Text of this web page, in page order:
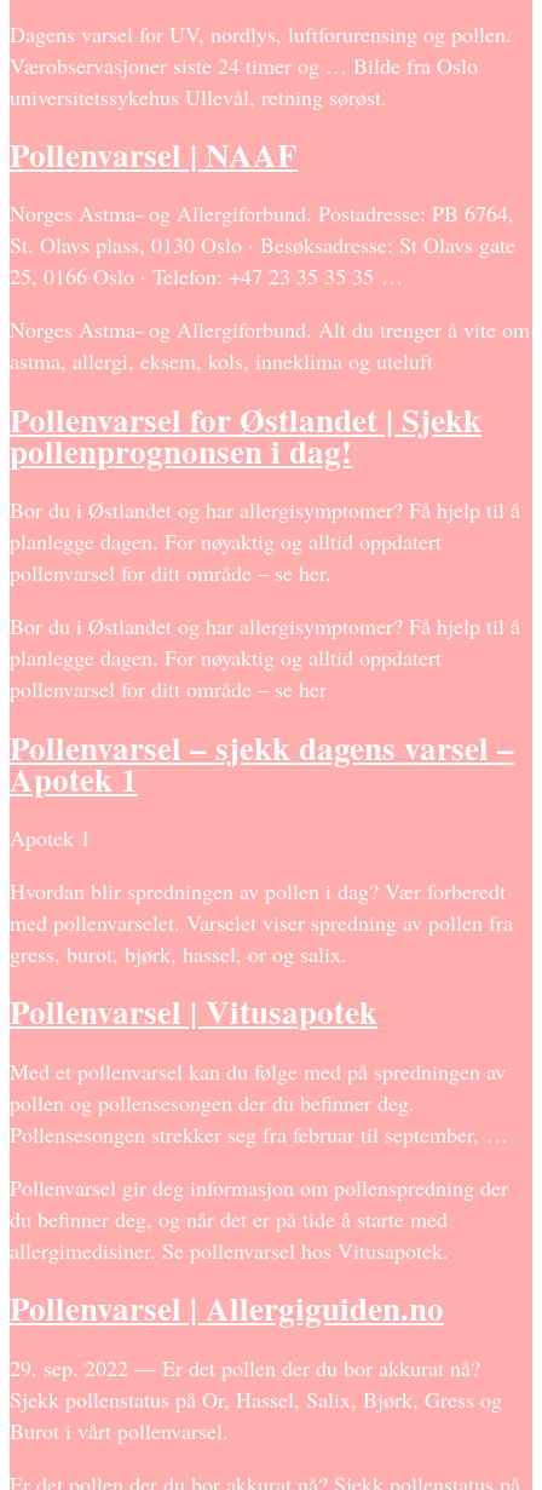
Dagens varsel for UV, nordlys, luftforurensing og pollen.
Værobservasjoner siste 24 timer og … Bilde fra Oslo
universitetssykehus Ullevål, retning sørøst.
Pollenvarsel | NAAF
Norges Astma- og Allergiforbund. Postadresse: PB 6764,
St. Olavs plass, 0130 Oslo · Besøksadresse: St Olavs gate
25, 0166 Oslo · Telefon: +47 23 35 35 35 …
Norges Astma- og Allergiforbund. Alt du trenger å vite om
astma, allergi, eksem, kols, inneklima og uteluft
Pollenvarsel for Østlandet | Sjekk
pollenprognonsen i dag!
Bor du i Østlandet og har allergisymptomer? Få hjelp til å
planlegge dagen. For nøyaktig og alltid oppdatert
pollenvarsel for ditt område – se her.
Bor du i Østlandet og har allergisymptomer? Få hjelp til å
planlegge dagen. For nøyaktig og alltid oppdatert
pollenvarsel for ditt område – se her
Pollenvarsel – sjekk dagens varsel –
Apotek 1
Apotek 1
Hvordan blir spredningen av pollen i dag? Vær forberedt
med pollenvarselet. Varselet viser spredning av pollen fra
gress, burot, bjørk, hassel, or og salix.
Pollenvarsel | Vitusapotek
Med et pollenvarsel kan du følge med på spredningen av
pollen og pollensesongen der du befinner deg.
Pollensesongen strekker seg fra februar til september, …
Pollenvarsel gir deg informasjon om pollenspredning der
du befinner deg, og når det er på tide å starte med
allergimedisiner. Se pollenvarsel hos Vitusapotek.
Pollenvarsel | Allergiguiden.no
29. sep. 2022 — Er det pollen der du bor akkurat nå?
Sjekk pollenstatus på Or, Hassel, Salix, Bjørk, Gress og
Burot i vårt pollenvarsel.
Er det pollen der du bor akkurat nå? Sjekk pollenstatus på